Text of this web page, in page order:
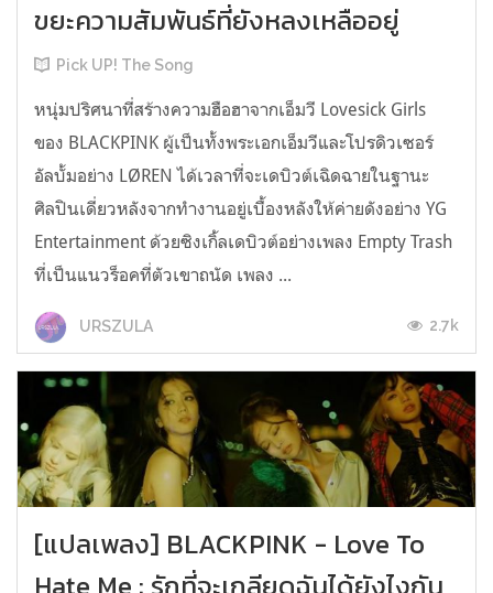
ขยะความสัมพันธ์ที่ยังหลงเหลืออยู่
Pick UP! The Song
หนุ่มปริศนาที่สร้างความฮือฮาจากเอ็มวี Lovesick Girls
ของ BLACKPINK ผู้เป็นทั้งพระเอกเอ็มวีและโปรดิวเซอร์
อัลบั้มอย่าง LØREN ได้เวลาที่จะเดบิวต์เฉิดฉายในฐานะ
ศิลปินเดี่ยวหลังจากทำงานอยู่เบื้องหลังให้ค่ายดังอย่าง YG
Entertainment ด้วยซิงเกิ้ลเดบิวต์อย่างเพลง Empty Trash
ที่เป็นแนวร็อคที่ตัวเขาถนัด เพลง ...
URSZULA 2.7k
[แปลเพลง] BLACKPINK - Love To